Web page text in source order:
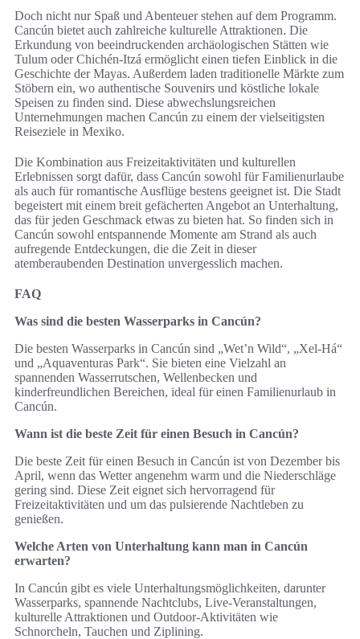
Doch nicht nur Spaß und Abenteuer stehen auf dem Programm.
Cancún bietet auch zahlreiche kulturelle Attraktionen. Die
Erkundung von beeindruckenden archäologischen Stätten wie
Tulum oder Chichén-Itzá ermöglicht einen tiefen Einblick in die
Geschichte der Mayas. Außerdem laden traditionelle Märkte zum
Stöbern ein, wo authentische Souvenirs und köstliche lokale
Speisen zu finden sind. Diese abwechslungsreichen
Unternehmungen machen Cancún zu einem der vielseitigsten
Reiseziele in Mexiko.
Die Kombination aus Freizeitaktivitäten und kulturellen
Erlebnissen sorgt dafür, dass Cancún sowohl für Familienurlaube
als auch für romantische Ausflüge bestens geeignet ist. Die Stadt
begeistert mit einem breit gefächerten Angebot an Unterhaltung,
das für jeden Geschmack etwas zu bieten hat. So finden sich in
Cancún sowohl entspannende Momente am Strand als auch
aufregende Entdeckungen, die die Zeit in dieser
atemberaubenden Destination unvergesslich machen.
FAQ
Was sind die besten Wasserparks in Cancún?
Die besten Wasserparks in Cancún sind „Wet’n Wild“, „Xel-Há“
und „Aquaventuras Park“. Sie bieten eine Vielzahl an
spannenden Wasserrutschen, Wellenbecken und
kinderfreundlichen Bereichen, ideal für einen Familienurlaub in
Cancún.
Wann ist die beste Zeit für einen Besuch in Cancún?
Die beste Zeit für einen Besuch in Cancún ist von Dezember bis
April, wenn das Wetter angenehm warm und die Niederschläge
gering sind. Diese Zeit eignet sich hervorragend für
Freizeitaktivitäten und um das pulsierende Nachtleben zu
genießen.
Welche Arten von Unterhaltung kann man in Cancún
erwarten?
In Cancún gibt es viele Unterhaltungsmöglichkeiten, darunter
Wasserparks, spannende Nachtclubs, Live-Veranstaltungen,
kulturelle Attraktionen und Outdoor-Aktivitäten wie
Schnorcheln, Tauchen und Ziplining.